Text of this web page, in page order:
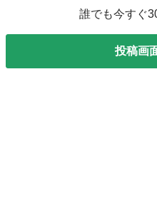
誰でも今すぐ
投稿画